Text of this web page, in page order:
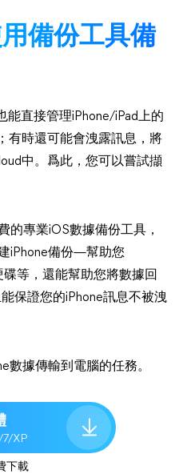
備份工具備
能直接管理iPhone/iPad上的
有時還可能會洩露訊息，將
中。爲此，您可以嘗試擷
的專業iOS數據備份工具，
iPhone備份—幫助您
等，還能幫助您將數據回
保證您的iPhone訊息不被洩
數據傳輸到電腦的任務。
7/XP
下載